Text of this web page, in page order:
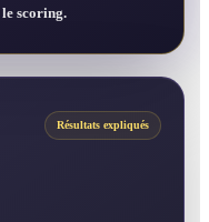
scoring.
Résultats expliqués